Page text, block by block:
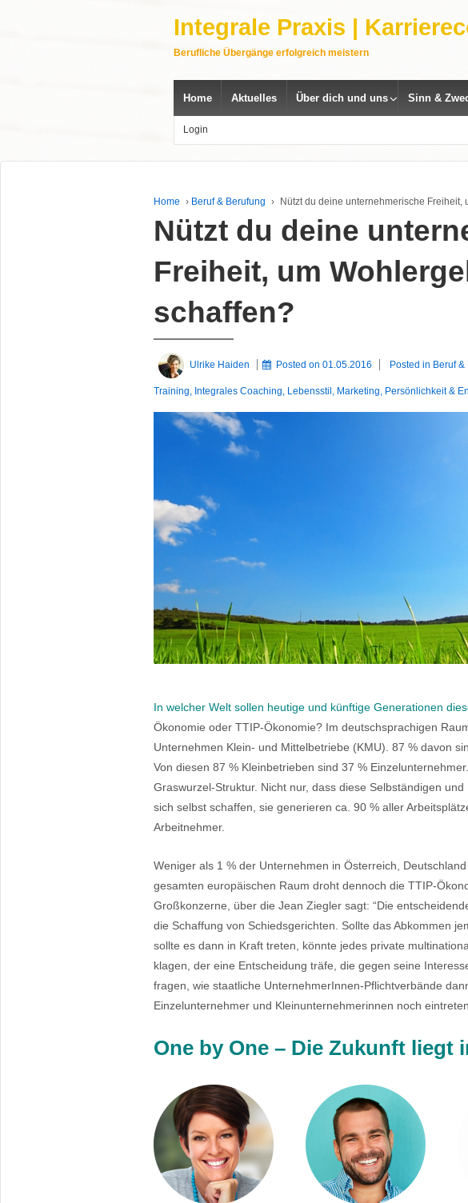
Integrale Praxis |
Berufliche Übergänge erfolgreich meistern
Home Aktuelles Über dich und uns Sinn &
Login
Home › Beruf & Berufung › Nützt du deine unternehmerische Freiheit,
Nützt du deine
Freiheit, um
schaffen?
Ulrike Haiden Posted on 01.05.2016 Posted in Beruf &
Training, Integrales Coaching, Lebensstil , Marketing, Persönlichkeit &
In welcher Welt sollen heutige und künftige Generationen
Ökonomie oder TTIP-Ökonomie? Im deutschsprachigen
Unternehmen Klein- und Mittelbetriebe (KMU). 87 % davon
Von diesen 87 % Kleinbetrieben sind 37 %
Graswurzel-Struktur. Nicht nur, dass diese Selbständigen
sich selbst schaffen, sie generieren ca. 90 % aller
Arbeitnehmer.
Weniger als 1 % der Unternehmen in Österreich,
gesamten europäischen Raum droht dennoch die TTIP-
Großkonzerne, über die Jean Ziegler sagt: “Die
die Schaffung von Schiedsgerichten. Sollte das Abkommen
sollte es dann in Kraft treten, könnte jedes private
klagen, der eine Entscheidung träfe, die gegen seine
fragen, wie staatliche UnternehmerInnen-Pflichtverbände
Einzelunternehmer und Kleinunternehmerinnen noch
One by One – Die Zukunft liegt